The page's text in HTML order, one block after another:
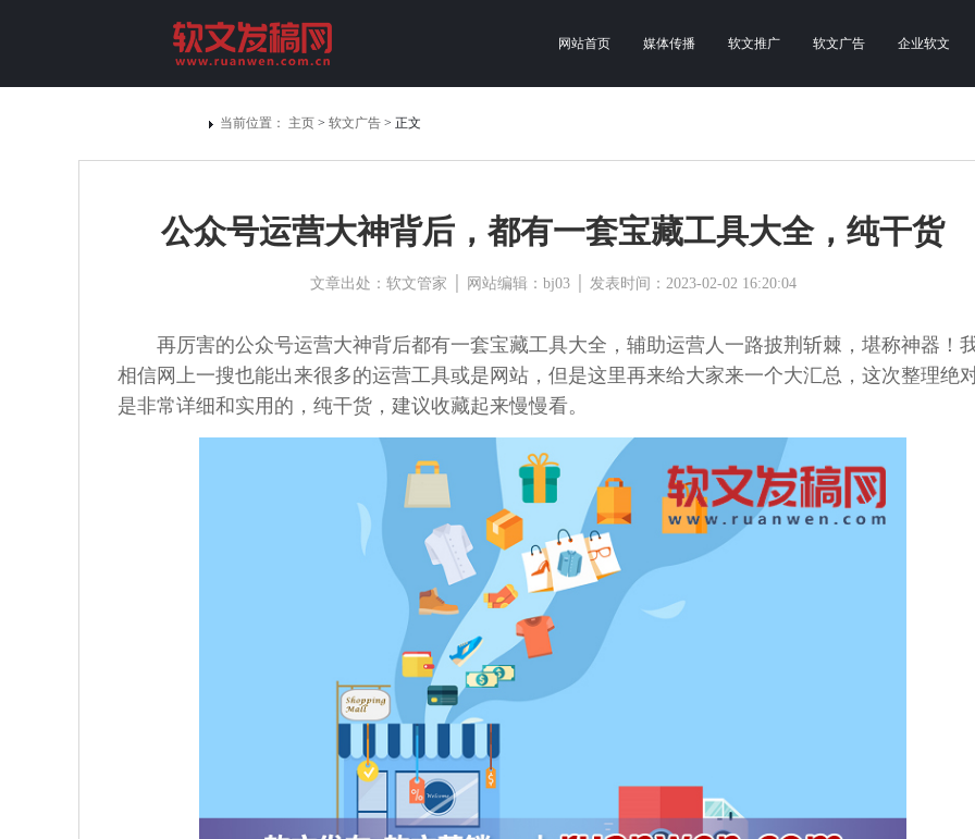
网站首页 媒体传播 软文推广 软文广告 企业软文
当前位置： 主页 > 软文广告 > 正文
公众号运营大神背后，都有一套宝藏工具大全，纯干货
文章出处：软文管家 │ 网站编辑：bj03 │ 发表时间：2023-02-02 16:20:04
再厉害的公众号运营大神背后都有一套宝藏工具大全，辅助运营人一路披荆斩棘，堪称神器！
相信网上一搜也能出来很多的运营工具或是网站，但是这里再来给大家来一个大汇总，这次整理绝
是非常详细和实用的，纯干货，建议收藏起来慢慢看。